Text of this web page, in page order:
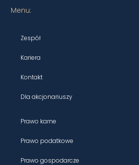
Menu:
Zespół
Kariera
Kontakt
Dla akcjonariuszy
Prawo karne
Prawo podatkowe
Prawo gospodarcze